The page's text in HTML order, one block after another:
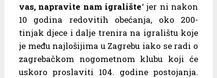
vas, napravite nam igralište‘ jer ni nakon
10 godina redovitih obećanja, oko 200-
tinjak djece i dalje trenira na igralištu koje
je među najlošijima u Zagrebu iako se radi o
zagrebačkom nogometnom klubu koji će
uskoro proslaviti 104. godine postojanja.